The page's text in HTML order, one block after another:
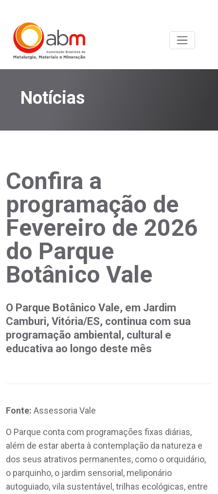
Notícias
Confira a
programação de
Fevereiro de 2026
do Parque
Botânico Vale
O Parque Botânico Vale, em Jardim
Camburi, Vitória/ES, continua com sua
programação ambiental, cultural e
educativa ao longo deste mês
Fonte: Assessoria Vale
O Parque conta com programações fixas diárias,
além de estar aberta à contemplação da natureza e
dos seus atrativos permanentes, como o orquidário,
o parquinho, o jardim sensorial, meliponário
autoguiado, vila sustentável, trilhas ecológicas, entre